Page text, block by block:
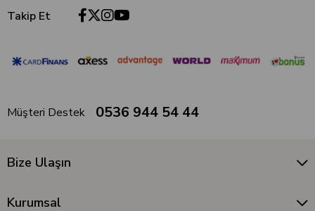
Takip Et
Müşteri Destek 0536 944 54 44
Bize Ulaşın
Kurumsal